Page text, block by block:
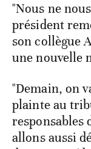
"Nous ne
président
son collègue
une nouvelle
"Demain, on
plainte au
responsables
allons aussi